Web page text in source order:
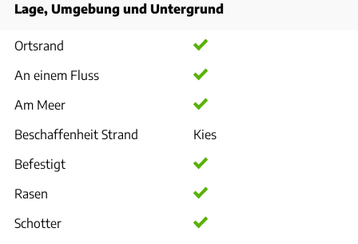
Lage, Umgebung und Untergrund
Ortsrand
An einem Fluss
Am Meer
Beschaffenheit Strand
Kies
Befestigt
Rasen
Schotter